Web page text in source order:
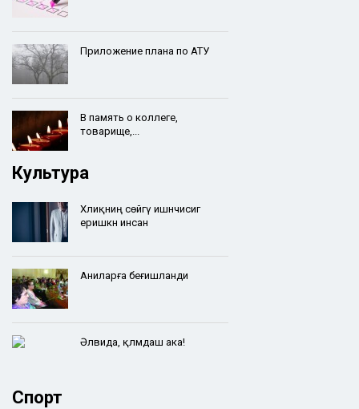
Приложение плана по АТУ
В память о коллеге,
товарище,...
Культура
Хәлиқниң сөйгү ишәнчисигә
еришкән инсан
Аниларға беғишланди
Әлвида, қәләмдаш ака!
Спорт